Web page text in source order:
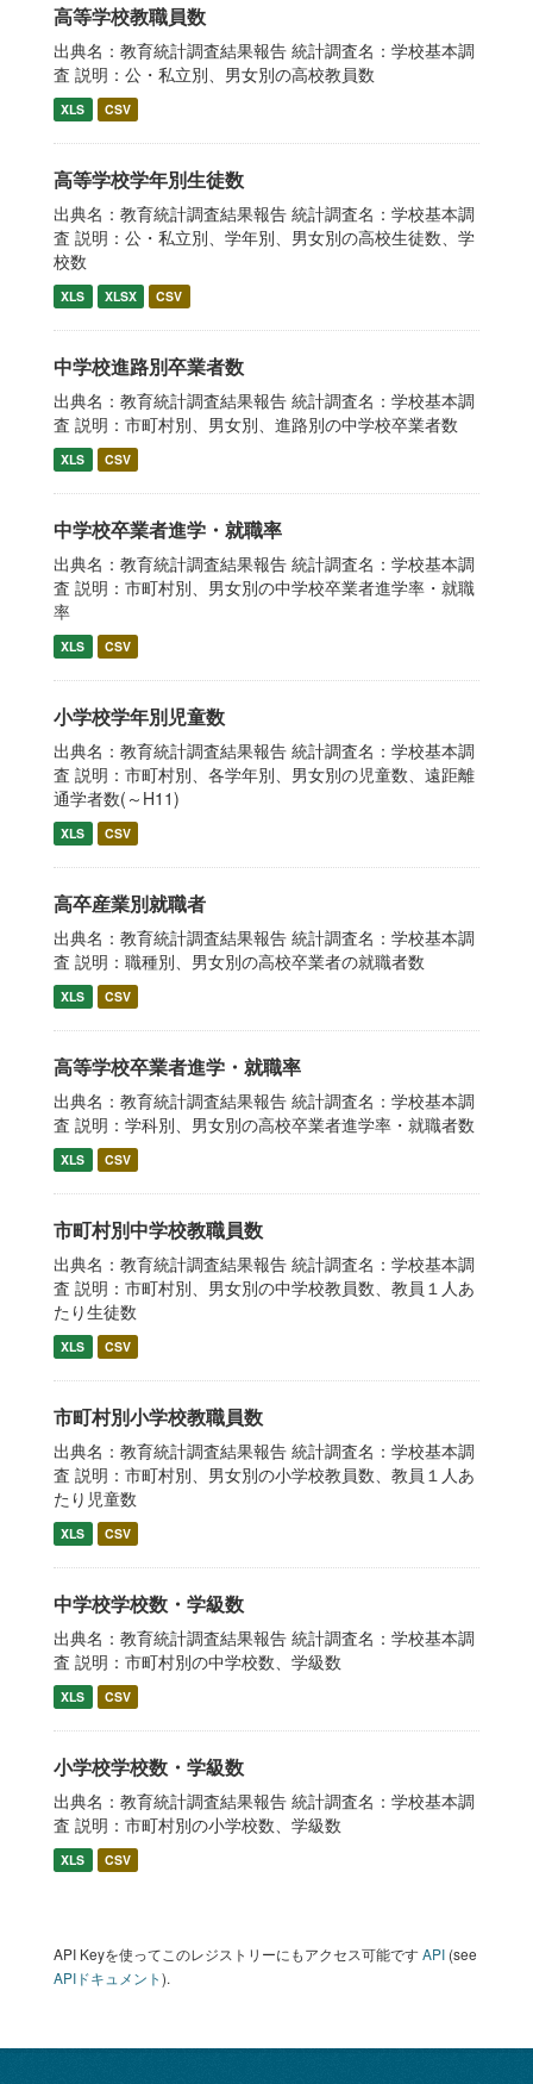
高等学校教職員数
出典名：教育統計調査結果報告 統計調査名：学校基本調
査 説明：公・私立別、男女別の高校教員数
XLS CSV
高等学校学年別生徒数
出典名：教育統計調査結果報告 統計調査名：学校基本調
査 説明：公・私立別、学年別、男女別の高校生徒数、学
校数
XLS XLSX CSV
中学校進路別卒業者数
出典名：教育統計調査結果報告 統計調査名：学校基本調
査 説明：市町村別、男女別、進路別の中学校卒業者数
XLS CSV
中学校卒業者進学・就職率
出典名：教育統計調査結果報告 統計調査名：学校基本調
査 説明：市町村別、男女別の中学校卒業者進学率・就職
率
XLS CSV
小学校学年別児童数
出典名：教育統計調査結果報告 統計調査名：学校基本調
査 説明：市町村別、各学年別、男女別の児童数、遠距離
通学者数(～H11)
XLS CSV
高卒産業別就職者
出典名：教育統計調査結果報告 統計調査名：学校基本調
査 説明：職種別、男女別の高校卒業者の就職者数
XLS CSV
高等学校卒業者進学・就職率
出典名：教育統計調査結果報告 統計調査名：学校基本調
査 説明：学科別、男女別の高校卒業者進学率・就職者数
XLS CSV
市町村別中学校教職員数
出典名：教育統計調査結果報告 統計調査名：学校基本調
査 説明：市町村別、男女別の中学校教員数、教員１人あ
たり生徒数
XLS CSV
市町村別小学校教職員数
出典名：教育統計調査結果報告 統計調査名：学校基本調
査 説明：市町村別、男女別の小学校教員数、教員１人あ
たり児童数
XLS CSV
中学校学校数・学級数
出典名：教育統計調査結果報告 統計調査名：学校基本調
査 説明：市町村別の中学校数、学級数
XLS CSV
小学校学校数・学級数
出典名：教育統計調査結果報告 統計調査名：学校基本調
査 説明：市町村別の小学校数、学級数
XLS CSV
API Keyを使ってこのレジストリーにもアクセス可能ですAPI (see
APIドキュメント).